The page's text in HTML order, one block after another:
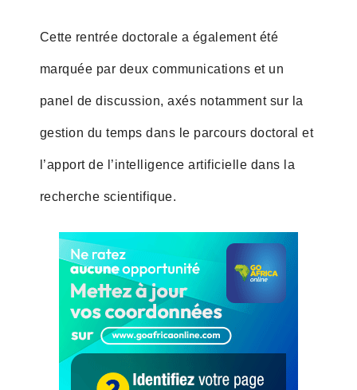
Cette rentrée doctorale a également été
marquée par deux communications et un
panel de discussion, axés notamment sur la
gestion du temps dans le parcours doctoral et
l’apport de l’intelligence artificielle dans la
recherche scientifique.